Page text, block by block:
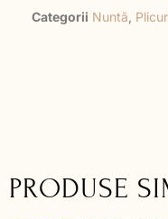
Categorii Nuntă
PRODUSE